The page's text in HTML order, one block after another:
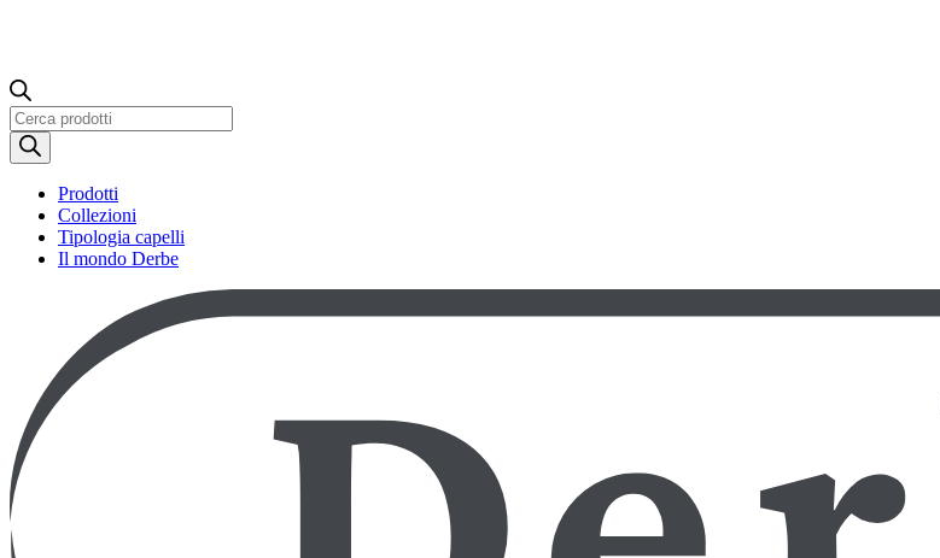
Ricerca
prodotti
Prodotti
Collezioni
Tipologia capelli
Il mondo Derbe